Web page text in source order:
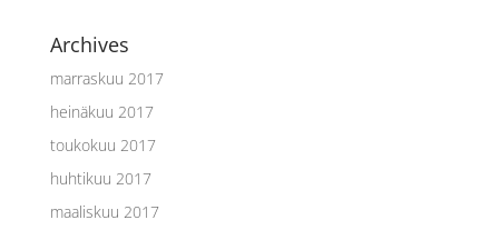
Archives
marraskuu 2017
heinäkuu 2017
toukokuu 2017
huhtikuu 2017
maaliskuu 2017